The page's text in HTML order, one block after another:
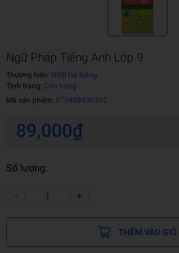
Ngữ Pháp Tiếng Anh Lớp 9
Thương hiệu: NXB Đà Nẵng
Tình trạng: Còn hàng
Mã sản phẩm: 879406930362
89,000₫
Số lượng:
- +
THÊM VÀO GIỎ